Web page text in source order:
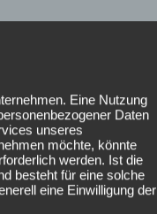
Eine Nutzung
Daten
unseres
möchte, könnte
werden. Ist die
besteht für eine solche
eine Einwilligung der